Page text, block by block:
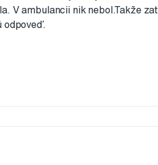
V ambulancii nik nebol.Takže
odpoveď.